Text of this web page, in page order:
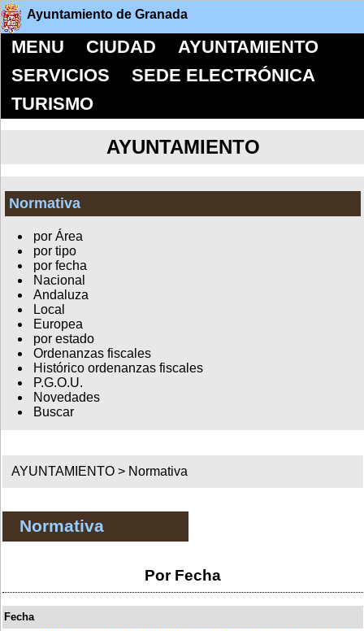
Ayuntamiento de Granada
MENU CIUDAD
AYUNTAMIENTO
SERVICIOS
SEDE ELECTRÓNICA
TURISMO
AYUNTAMIENTO
Normativa
por Área
por tipo
por fecha
Nacional
Andaluza
Local
Europea
por estado
Ordenanzas fiscales
Histórico ordenanzas fiscales
P.G.O.U.
Novedades
Buscar
AYUNTAMIENTO > Normativa
Normativa
Por Fecha
Fecha